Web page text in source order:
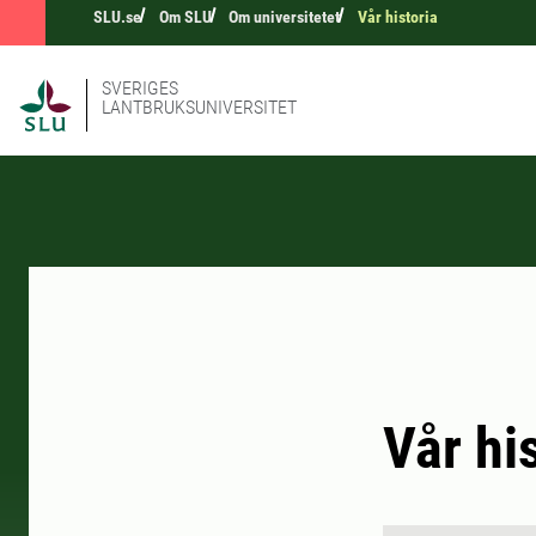
SLU.se Om SLU Om universitetet Vår historia
SVERIGES
LANTBRUKSUNIVERSITET
Vår